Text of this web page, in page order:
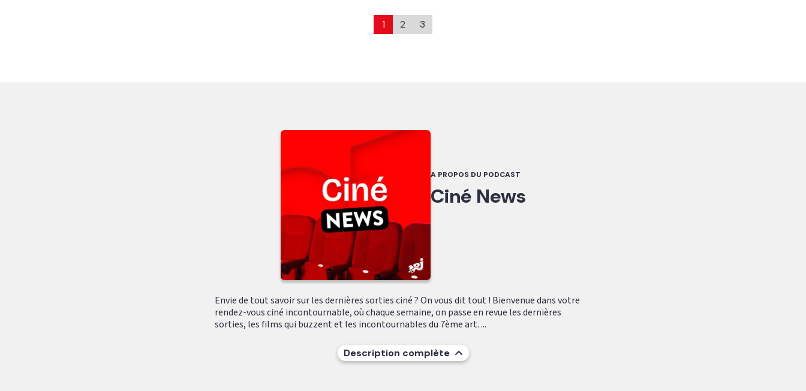
1 2 3
A PROPOS DU PODCAST
Ciné News
Envie de tout savoir sur les dernières sorties ciné ? On vous dit tout ! Bienvenue dans votre
rendez-vous ciné incontournable, où chaque semaine, on passe en revue les dernières
sorties, les films qui buzzent et les incontournables du 7ème art. ...
Description complète